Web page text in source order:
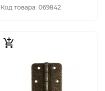
Код товара: 069842